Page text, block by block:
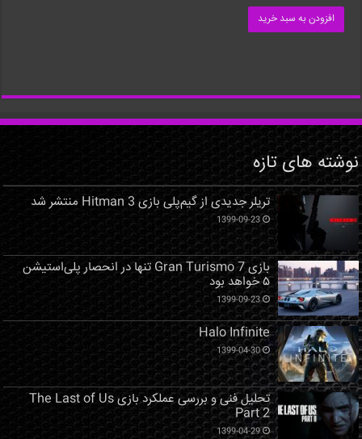
افزودن به سبد خرید
نوشته های تازه
تریلر جدیدی از گیم‌پلی بازی Hitman 3 منتشر شد
1399-09-23
بازی Gran Turismo 7 تنها در انحصار پلی‌استیشن
۵ خواهد بود
1399-09-23
Halo Infinite
1399-04-30
تحلیل فنی و بررسی عملکرد بازی The Last of Us
Part 2
1399-04-29